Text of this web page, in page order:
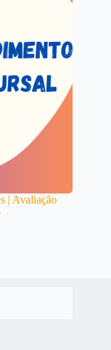
| Avaliação